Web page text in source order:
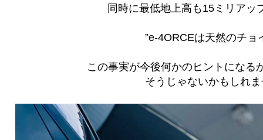
同時に最低地上高も15ミリアッ
”e-4ORCEは天然のチョ
この事実が今後何かのヒントになる
そうじゃないかもしれ